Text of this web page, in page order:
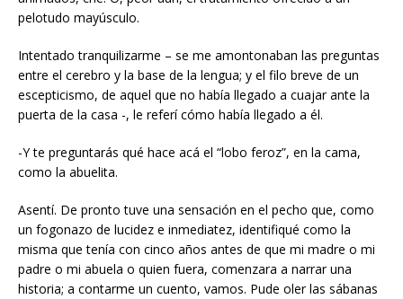
pelotudo mayúsculo.
Intentado tranquilizarme – se me amontonaban las preguntas
entre el cerebro y la base de la lengua; y el filo breve de un
escepticismo, de aquel que no había llegado a cuajar ante la
puerta de la casa -, le referí cómo había llegado a él.
-Y te preguntarás qué hace acá el “lobo feroz”, en la cama,
como la abuelita.
Asentí. De pronto tuve una sensación en el pecho que, como
un fogonazo de lucidez e inmediatez, identifiqué como la
misma que tenía con cinco años antes de que mi madre o mi
padre o mi abuela o quien fuera, comenzara a narrar una
historia; a contarme un cuento, vamos. Pude oler las sábanas